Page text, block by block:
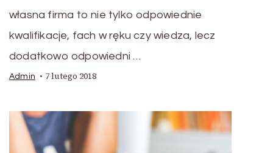
własna firma to nie tylko odpowiednie
kwalifikacje, fach w ręku czy wiedza, lecz
dodatkowo odpowiedni …
Admin 7 lutego 2018